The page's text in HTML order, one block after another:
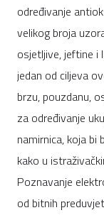
određivanje
velikog broja
osjetljive, jeftine i
jedan od ciljeva
brzu, pouzdanu,
za određivanje
namirnica, koja bi
kako u
Poznavanje
od bitnih